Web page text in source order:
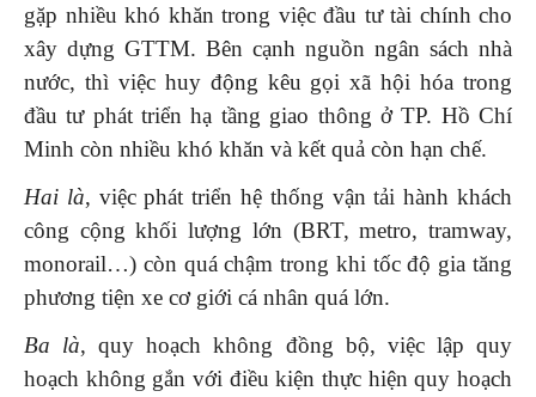
gặp nhiều khó khăn trong việc đầu tư tài chính cho
xây dựng GTTM. Bên cạnh nguồn ngân sách nhà
nước, thì việc huy động kêu gọi xã hội hóa trong
đầu tư phát triển hạ tầng giao thông ở TP. Hồ Chí
Minh còn nhiều khó khăn và kết quả còn hạn chế.
Hai là, việc phát triển hệ thống vận tải hành khách
công cộng khối lượng lớn (BRT, metro, tramway,
monorail…) còn quá chậm trong khi tốc độ gia tăng
phương tiện xe cơ giới cá nhân quá lớn.
Ba là, quy hoạch không đồng bộ, việc lập quy
hoạch không gắn với điều kiện thực hiện quy hoạch